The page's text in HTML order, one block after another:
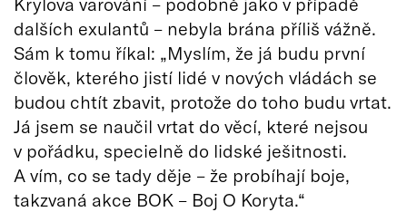
dalších exulantů – nebyla brána příliš vážně.
Sám k tomu říkal: „Myslím, že já budu první
člověk, kterého jistí lidé v nových vládách se
budou chtít zbavit, protože do toho budu vrtat.
Já jsem se naučil vrtat do věcí, které nejsou
v pořádku, specielně do lidské ješitnosti.
A vím, co se tady děje – že probíhají boje,
takzvaná akce BOK – Boj O Koryta.“